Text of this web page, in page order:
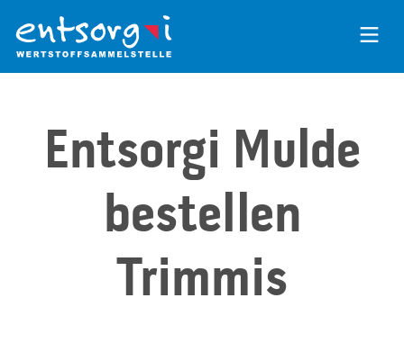
Inhalt
der
Seite
Entsorgi Mulde
bestellen
Trimmis